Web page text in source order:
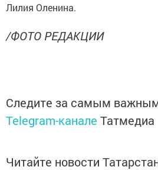
Лилия Оленина.
/ФОТО РЕДАКЦИИ
Следите за самым
Telegram-канале Татмедиа
Читайте новости